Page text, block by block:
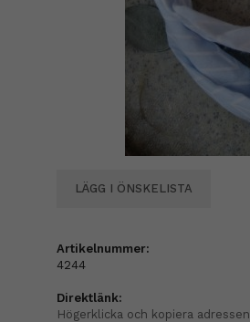
LÄGG I ÖNSKELISTA
Artikelnummer:
4244
Direktlänk:
Högerklicka och kopiera adressen